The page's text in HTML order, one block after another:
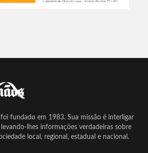
fundado em 1983. Sua missão é interligar
lhes informações verdadeiras sobre
local, regional, estadual e nacional.